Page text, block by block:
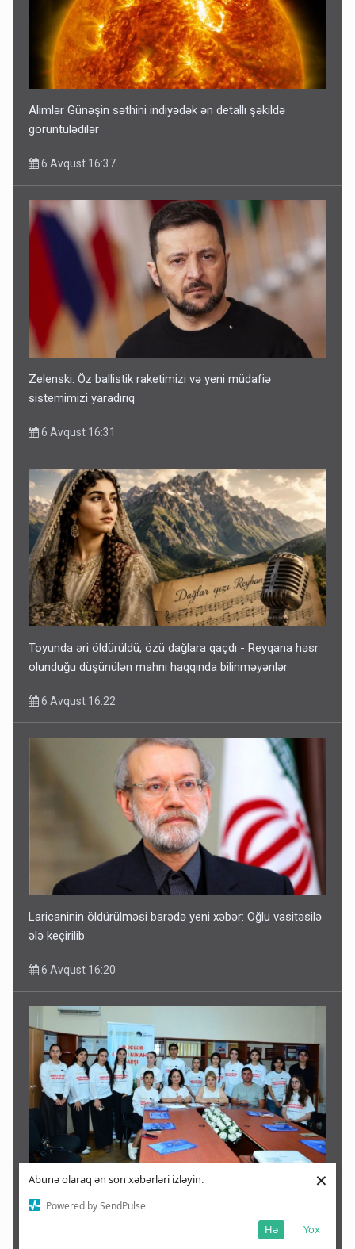
Abunə olaraq ən son xəbərləri izləyin.
Powered by SendPulse
Yox
Hə
×
Alimlər Günəşin səthini indiyədək ən detallı şəkildə
görüntülədilər
6 Avqust 16:37
Zelenski: Öz ballistik raketimizi və yeni müdafiə
sistemimizi yaradırıq
6 Avqust 16:31
Toyunda əri öldürüldü, özü dağlara qaçdı - Reyqana həsr
olunduğu düşünülən mahnı haqqında bilinməyənlər
6 Avqust 16:22
Laricaninin öldürülməsi barədə yeni xəbər: Oğlu vasitəsilə
ələ keçirilib
6 Avqust 16:20
Qəbələdə gənclər erkən nikahın fəsadları barədə
maarifləndirilib